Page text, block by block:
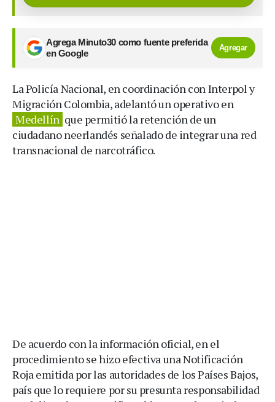
Agrega Minuto30 como fuente preferida
en Google
Agregar
La Policía Nacional, en coordinación con Interpol y
Migración Colombia, adelantó un operativo en
Medellín que permitió la retención de un
ciudadano neerlandés señalado de integrar una red
transnacional de narcotráfico.
De acuerdo con la información oficial, en el
procedimiento se hizo efectiva una Notificación
Roja emitida por las autoridades de los Países Bajos,
país que lo requiere por su presunta responsabilidad